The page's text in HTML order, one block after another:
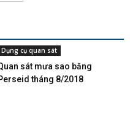
Dụng cụ quan sát
sát mưa sao băng
tháng 8/2018